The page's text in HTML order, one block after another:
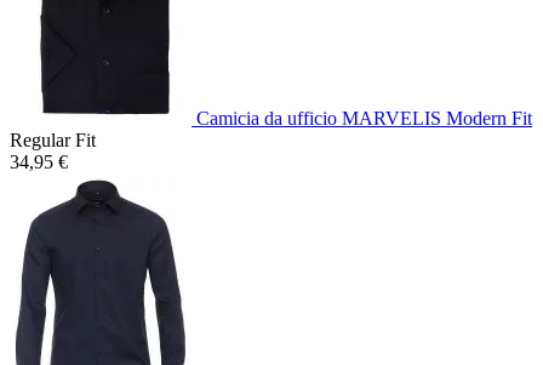
Camicia da ufficio MARVELIS Modern Fit
Regular Fit
34,95 €